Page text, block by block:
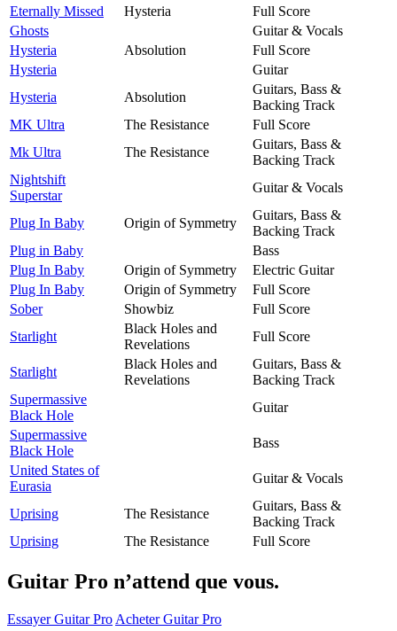
Eternally Missed
Hysteria
Full Score
Ghosts
Guitar & Vocals
Hysteria
Absolution
Full Score
Hysteria
Guitar
Hysteria
Absolution
Guitars, Bass &
Backing Track
MK Ultra
The Resistance
Full Score
Mk Ultra
The Resistance
Guitars, Bass &
Backing Track
Nightshift
Superstar
Guitar & Vocals
Plug In Baby Origin of Symmetry
Guitars, Bass &
Backing Track
Plug in Baby
Bass
Plug In Baby
Origin of Symmetry
Electric Guitar
Plug In Baby
Origin of Symmetry
Full Score
Sober
Showbiz
Full Score
Starlight
Black Holes and
Revelations
Full Score
Starlight
Black Holes and
Revelations
Guitars, Bass &
Backing Track
Supermassive
Black Hole
Guitar
Supermassive
Black Hole
Bass
United States of
Eurasia
Guitar & Vocals
Uprising The Resistance
Guitars, Bass &
Backing Track
Uprising
The Resistance Full Score
Guitar Pro n’attend que vous.
Essayer Guitar Pro Acheter Guitar Pro